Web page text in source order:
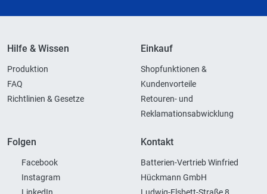
Hilfe & Wissen
Produktion
FAQ
Richtlinien & Gesetze
Einkauf
Shopfunktionen &
Kundenvorteile
Retouren- und
Reklamationsabwicklung
Folgen
Facebook
Instagram
Kontakt
Batterien-Vertrieb Winfried
Hückmann GmbH